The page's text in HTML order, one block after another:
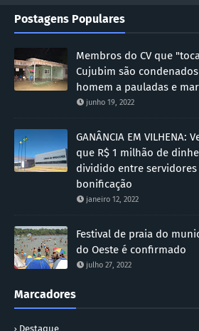
Postagens Populares
Membros do CV que
Cujubim são
homem a pauladas e
junho 19, 2022
GANÂNCIA EM VILHENA:
que R$ 1 milhão de
dividido entre
bonificação
janeiro 12, 2022
Festival de praia do
do Oeste é confirmado
julho 27, 2022
Marcadores
Destaque